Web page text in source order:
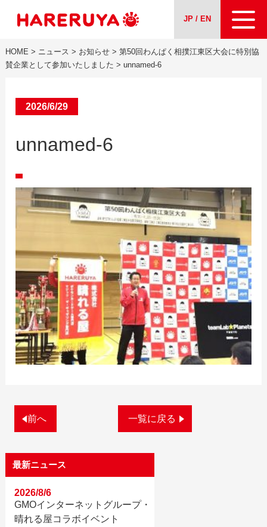
JP / EN
会社案内
お問い合わせ
HOME > ニュース > お知らせ> 第50回わんぱく相撲江東区大会に特別協
賛企業として参加いたしました > unnamed-6
2026/6/29
unnamed-6
前へ 一覧に戻る
最新ニュース
GMOインターネットグループ・
晴れる屋コラボイベント
2026/8/6